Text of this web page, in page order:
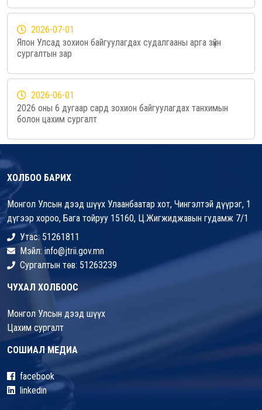
2026-07-01
Япон Улсад зохион байгуулагдах судалгааны арга зүйн
сургалтын зар
2026-06-01
2026 оны 6 дугаар сард зохион байгуулагдах танхимын
болон цахим сургалт
ХОЛБОО БАРИХ
Монгол Улсын дээд шүүх Улаанбаатар хот, Чингэлтэй дүүрэг, 1
дүгээр хороо, Бага тойруу 15160, Ц.Жигжиджавын гудамж 7/1
Утас: 51261811
Мэйл: info@jtrii.gov.mn
Сургалтын төв: 51263239
ЧУХАЛ ХОЛБООС
Монгол Улсын дээд шүүх
Цахим сургалт
СОШИАЛ МЕДИА
facebook
linkedin